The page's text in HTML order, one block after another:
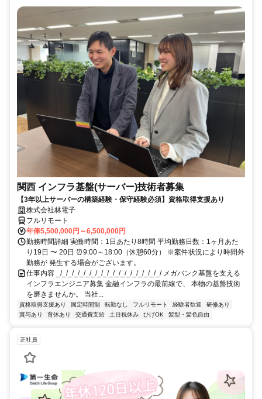
関西 インフラ基盤(サーバー)技術者募集
【3年以上サーバーの構築経験・保守経験必須】資格取得支援あり
株式会社林電子
フルリモート
年俸5,500,000円～6,500,000円
勤務時間詳細 実働時間：1日あたり8時間 平均勤務日数：1ヶ月あた
り19日 〜 20日 ⏰9:00～18:00（休憩60分） ※案件状況により時間外
勤務が 発生する場合がございます。
仕事内容 _/_/_/_/_/_/_/_/_/_/_/_/_/_/_/_/_/_/ メガバンク基盤を支える
インフラエンジニア募集 金融インフラの最前線で、 本物の基盤技術
を磨きませんか。 当社...
資格取得支援あり 固定時間制 転勤なし フルリモート 経験者歓迎
研修あり
賞与あり
育休あり 交通費支給 土日祝休み ひげOK 髪型・髪色自由
正社員